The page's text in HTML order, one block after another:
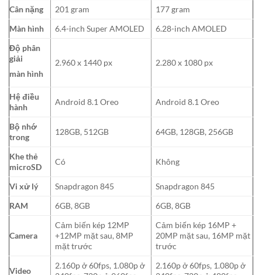
Cân nặng
201 gram
177 gram
Màn hình
6.4-inch Super AMOLED
6.28-inch AMOLED
Độ phân
giải
màn hình
2.960 x 1440 px 2.280 x 1080 px
Hệ điều
hành
Android 8.1 Oreo Android 8.1 Oreo
Bộ nhớ
trong
128GB, 512GB 64GB, 128GB, 256GB
Khe thẻ
microSD
Có Không
Vi xử lý Snapdragon 845
Snapdragon 845
RAM
6GB, 8GB 6GB, 8GB
Camera
Cảm biến kép 12MP
+12MP mặt sau, 8MP
mặt trước
Cảm biến kép 16MP +
20MP mặt sau, 16MP mặt
trước
Video
2.160p ở 60fps, 1.080p ở
2.160p ở 60fps, 1.080p ở